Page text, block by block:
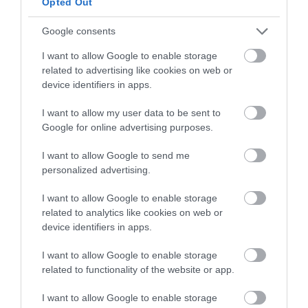
Google consents
I want to allow Google to enable storage
related to advertising like cookies on web or
device identifiers in apps.
I want to allow my user data to be sent to
Google for online advertising purposes.
I want to allow Google to send me
personalized advertising.
I want to allow Google to enable storage
related to analytics like cookies on web or
device identifiers in apps.
I want to allow Google to enable storage
related to functionality of the website or app.
I want to allow Google to enable storage
Disponemos una cantidad y plegamos varias veces para
distribuirlo de manera homogénea. Repetimos el proceso
hasta integrar todos los ingredientes.
trabajar mucho la masa al integrar “elementos
extraños” en ella para evitar dañar la malla de gluten.
grande, engrasamos con aceite, introducimos la masa en su
interior y tapamos.
Dejaremos una fermentación en bloque de
6 horas a
temperatura ambiente (en mi casa hacían 21 ºC) con 1
Dejamos reposar hasta que casi
haya doblado su volumen inicial.
Preparamos el banneton, lo espolvorearemos con harina de
centeno y reservamos.
Hacemos el preformado y formado.